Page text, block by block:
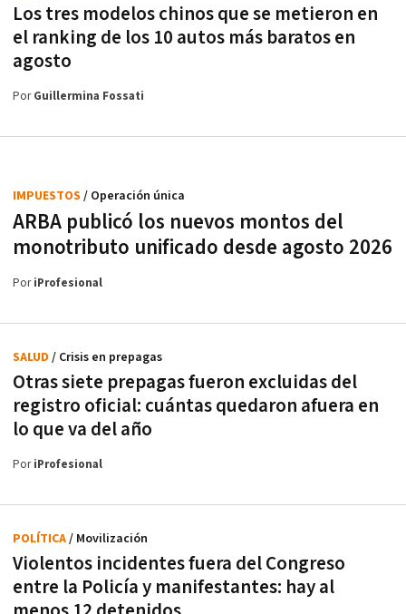
Los tres modelos chinos que se metieron en
el ranking de los 10 autos más baratos en
agosto
PorGuillermina Fossati
ARBA publicó los nuevos montos del
monotributo unificado desde agosto 2026
IMPUESTOS / Operación única
PoriProfesional
Otras siete prepagas fueron excluidas del
registro oficial: cuántas quedaron afuera en
lo que va del año
SALUD / Crisis en prepagas
PoriProfesional
Violentos incidentes fuera del Congreso
entre la Policía y manifestantes: hay al
POLÍTICA/ Movilización